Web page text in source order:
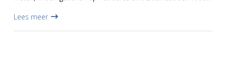
Lees meer